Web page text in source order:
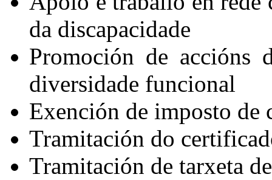
da discapacidade
Promoción de accións
diversidade funcional
Exención de imposto de
Tramitación do
Tramitación de tarxeta